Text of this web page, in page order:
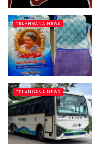
TELANGANA NEWS
TELANGANA NEWS